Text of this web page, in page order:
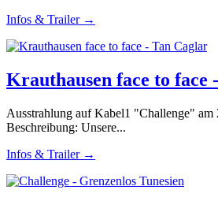
Infos & Trailer →
Krauthausen face to face
Ausstrahlung auf Kabel1 "Challenge" am
Beschreibung: Unsere...
Infos & Trailer →